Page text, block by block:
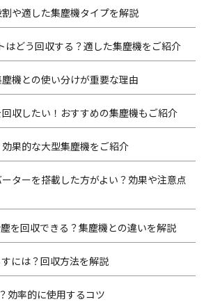
や適した集塵機タイプを解説
はどう回収する？適した集塵機をご紹介
機との使い分けが重要な理由
収したい！おすすめの集塵機もご紹介
果的な大型集塵機をご紹介
ターを搭載した方がよい？効果や注意点
を回収できる？集塵機との違いを解説
には？回収方法を解説
効率的に使用するコツ